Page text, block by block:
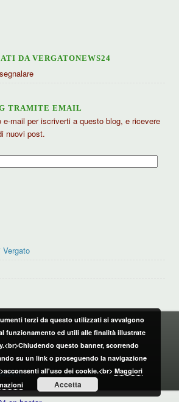
DA VERGATONEWS24
TRAMITE EMAIL
mail per iscriverti a questo blog, e ricevere
nuovi post.
Vergato
terzi da questo utilizzati si avvalgono
funzionamento ed utili alle finalità illustrate
questo banner, scorrendo
su un link o proseguendo la navigazione
all'uso dei cookie.<br> Maggiori
Accetta